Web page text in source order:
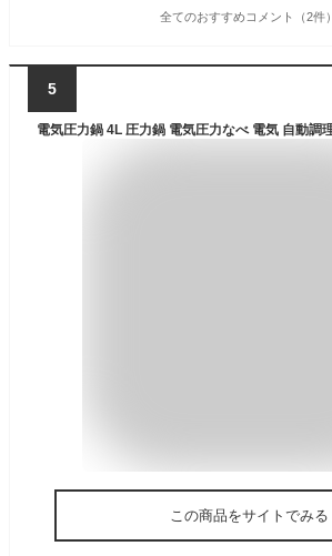
全てのおすすめコメント（2件）
5
この商品をサイトでみる